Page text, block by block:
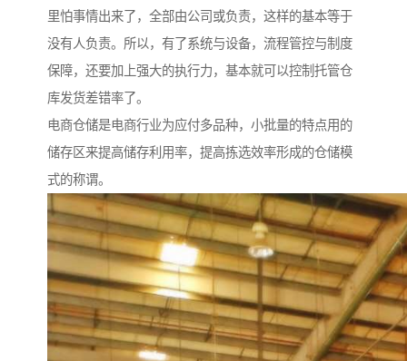
里怕事情出来了，全部由公司或负责，这样的基本等于
没有人负责。所以，有了系统与设备，流程管控与制度
保障，还要加上强大的执行力，基本就可以控制托管仓
库发货差错率了。
电商仓储是电商行业为应付多品种，小批量的特点用的
储存区来提高储存利用率，提高拣选效率形成的仓储模
式的称谓。